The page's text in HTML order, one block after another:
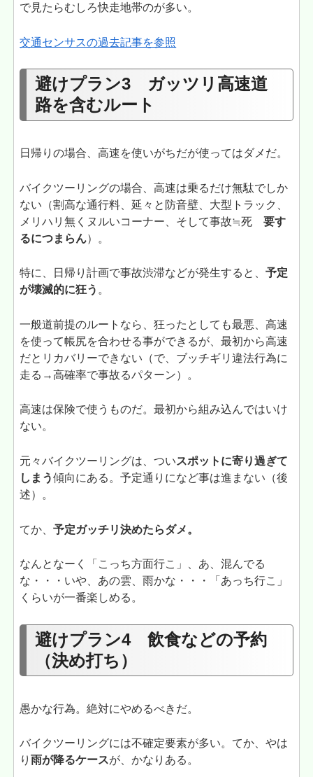
で見たらむしろ快走地帯のが多い。
交通センサスの過去記事を参照
避けプラン3 ガッツリ高速道
路を含むルート
日帰りの場合、高速を使いがちだが使ってはダメだ。
バイクツーリングの場合、高速は乗るだけ無駄でしか
ない（割高な通行料、延々と防音壁、大型トラック、
メリハリ無くヌルいコーナー、そして事故≒死要す
るにつまらん）。
特に、日帰り計画で事故渋滞などが発生すると、予定
が壊滅的に狂う 。
一般道前提のルートなら、狂ったとしても最悪、高速
を使って帳尻を合わせる事ができるが、最初から高速
だとリカバリーできない（で、ブッチギリ違法行為に
走る→高確率で事故るパターン）。
高速は保険で使うものだ。最初から組み込んではいけ
ない。
元々バイクツーリングは、ついスポットに寄り過ぎて
しまう傾向にある。予定通りになど事は進まない（後
述）。
てか、予定ガッチリ決めたらダメ。
なんとなーく「こっち方面行こ」、あ、混んでる
な・・・いや、あの雲、雨かな・・・「あっち行こ」
くらいが一番楽しめる。
避けプラン4 飲食などの予約
（決め打ち）
愚かな行為。絶対にやめるべきだ。
バイクツーリングには不確定要素が多い。てか、やは
り雨が降るケースが、かなりある。